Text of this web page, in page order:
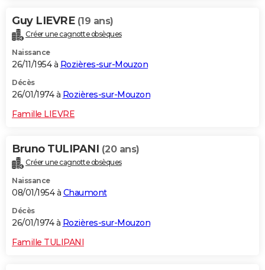
Guy LIEVRE (19 ans)
Créer une cagnotte obsèques
Naissance
26/11/1954 à Rozières-sur-Mouzon
Décès
26/01/1974 à Rozières-sur-Mouzon
Famille LIEVRE
Bruno TULIPANI (20 ans)
Créer une cagnotte obsèques
Naissance
08/01/1954 à Chaumont
Décès
26/01/1974 à Rozières-sur-Mouzon
Famille TULIPANI